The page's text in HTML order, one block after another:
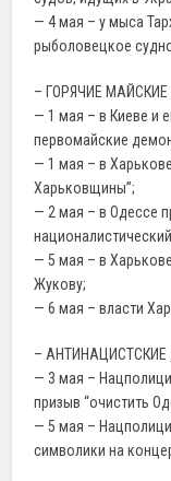
— 4 мая – у мыса
рыболовецкое
– ГОРЯЧИЕ
— 1 мая – в Киеве и
первомайские
— 1 мая – в
Харьковщины”;
— 2 мая – в Одессе
— 5 мая – в
Жукову;
— 6 мая – власти
– АНТИНАЦИСТСКИЕ
— 3 мая –
призыв “очистить
— 5 мая –
символики на